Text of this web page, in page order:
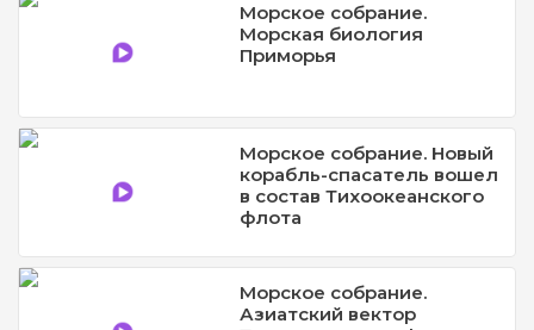
Морское собрание.
Морская биология
Приморья
Морское собрание. Новый
корабль-спасатель вошел
в состав Тихоокеанского
флота
Морское собрание.
Азиатский вектор